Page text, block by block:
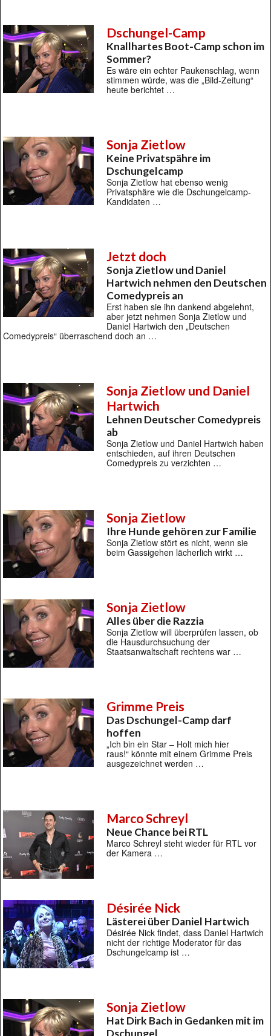
Dschungel-Camp
Knallhartes Boot-Camp schon im
Sommer?
Es wäre ein echter Paukenschlag, wenn
stimmen würde, was die „Bild-Zeitung“
heute berichtet …
Sonja Zietlow
Keine Privatspähre im
Dschungelcamp
Sonja Zietlow hat ebenso wenig
Privatsphäre wie die Dschungelcamp-
Kandidaten …
Jetzt doch
Sonja Zietlow und Daniel
Hartwich nehmen den Deutschen
Comedypreis an
Erst haben sie ihn dankend abgelehnt,
aber jetzt nehmen Sonja Zietlow und
Daniel Hartwich den „Deutschen
Comedypreis“ überraschend doch an …
Sonja Zietlow und Daniel
Hartwich
Lehnen Deutscher Comedypreis
ab
Sonja Zietlow und Daniel Hartwich haben
entschieden, auf ihren Deutschen
Comedypreis zu verzichten …
Sonja Zietlow
Ihre Hunde gehören zur Familie
Sonja Zietlow stört es nicht, wenn sie
beim Gassigehen lächerlich wirkt …
Sonja Zietlow
Alles über die Razzia
Sonja Zietlow will überprüfen lassen, ob
die Hausdurchsuchung der
Staatsanwaltschaft rechtens war …
Grimme Preis
Das Dschungel-Camp darf
hoffen
„Ich bin ein Star – Holt mich hier
raus!“ könnte mit einem Grimme Preis
ausgezeichnet werden …
Marco Schreyl
Neue Chance bei RTL
Marco Schreyl steht wieder für RTL vor
der Kamera …
Désirée Nick
Lästerei über Daniel Hartwich
Désirée Nick findet, dass Daniel Hartwich
nicht der richtige Moderator für das
Dschungelcamp ist …
Sonja Zietlow
Hat Dirk Bach in Gedanken mit im
Dschungel